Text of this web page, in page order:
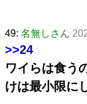
49: 名無しさん
>>24
ワイらは食う
けは最小限に